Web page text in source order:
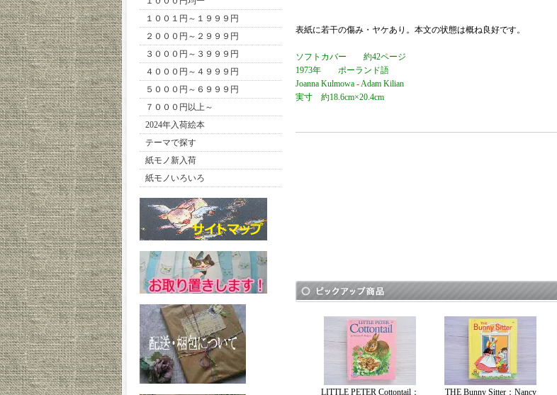
１００１円～１９９９円
２０００円～２９９９円
３０００円～３９９９円
４０００円～４９９９円
５０００円～６９９９円
７０００円以上～
2024年入荷絵本
テーマで探す
紙モノ新入荷
紙モノいろいろ
表紙に若干の傷み・ヤケあり。本文の状態は概ね良好です。
ソフトカバー 約42ページ
1973年 ポーランド語
Joanna Kulmowa - Adam Kilian
実寸 約18.6cm×20.4cm
LITTLE PETER Cottontail：
THE Bunny Sitter：Nancy